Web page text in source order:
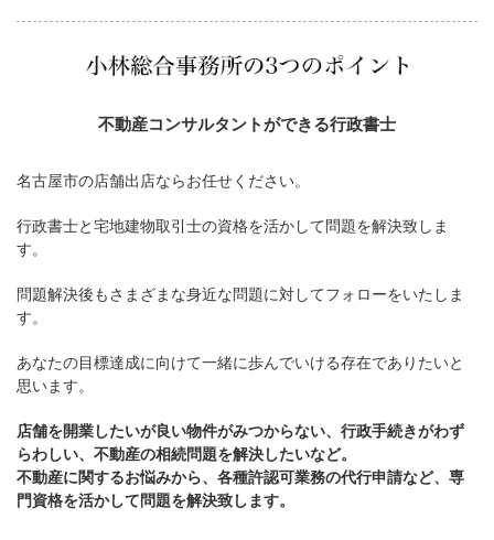
不動産コンサルタントができる行政書士
名古屋市の店舗出店ならお任せください。
行政書士と宅地建物取引士の資格を活かして問題を解決致しま
す。
問題解決後もさまざまな身近な問題に対してフォローをいたしま
す。
あなたの目標達成に向けて一緒に歩んでいける存在でありたいと
思います。
店舗を開業したいが良い物件がみつからない、行政手続きがわず
らわしい、不動産の相続問題を解決したいなど。
不動産に関するお悩みから、各種許認可業務の代行申請など、専
門資格を活かして問題を解決致します。